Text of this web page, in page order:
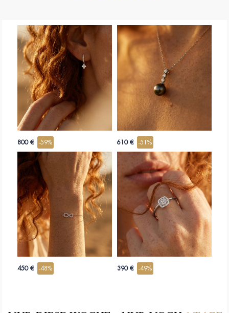
800 € -59% 610 € -51%
450 € -48% 390 € -49%